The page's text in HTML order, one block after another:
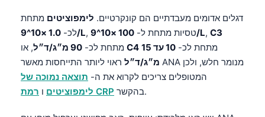
דגלים אדומים מעבדתיים הם קונקרטיים. לימפוציטים מתחת
לכ-1.0 ×10^9/L , טסיות מתחת ל-100 ×10^9/L, C3
מתחת לכ- 90 מ״ג/ד״ל C4 מתחת לכ-
10 עד 15
מ״ג/ד״ל ראוי ליותר התייחסות מאשר ANA מנומר חלש, ולכן
המטופלים צריכים לקרוא את ה- תוצאה נמוכה של
לימפוציטים ו רמת CRP בהקשר.
සිංහල
অসমীয়া
Galego
Latviešu valoda